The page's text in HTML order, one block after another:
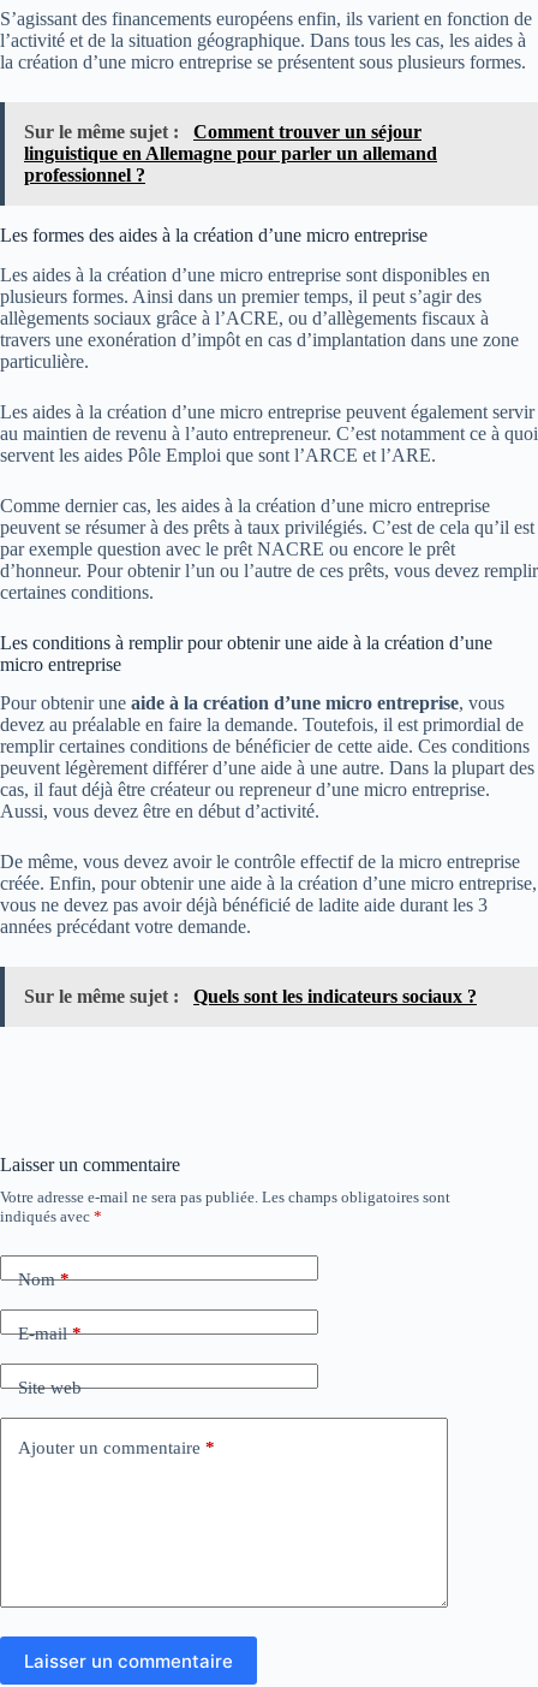
S’agissant des financements européens enfin, ils varient en fonction de
l’activité et de la situation géographique. Dans tous les cas, les aides à
la création d’une micro entreprise se présentent sous plusieurs formes.
Sur le même sujet :
Comment trouver un séjour
linguistique en Allemagne pour parler un allemand
professionnel ?
Les formes des aides à la création d’une micro entreprise
Les aides à la création d’une micro entreprise sont disponibles en
plusieurs formes. Ainsi dans un premier temps, il peut s’agir des
allègements sociaux grâce à l’ACRE, ou d’allègements fiscaux à
travers une exonération d’impôt en cas d’implantation dans une zone
particulière.
Les aides à la création d’une micro entreprise peuvent également servir
au maintien de revenu à l’auto entrepreneur. C’est notamment ce à quoi
servent les aides Pôle Emploi que sont l’ARCE et l’ARE.
Comme dernier cas, les aides à la création d’une micro entreprise
peuvent se résumer à des prêts à taux privilégiés. C’est de cela qu’il est
par exemple question avec le prêt NACRE ou encore le prêt
d’honneur. Pour obtenir l’un ou l’autre de ces prêts, vous devez remplir
certaines conditions.
Les conditions à remplir pour obtenir une aide à la création d’une
micro entreprise
Pour obtenir une aide à la création d’une micro entreprise, vous
devez au préalable en faire la demande. Toutefois, il est primordial de
remplir certaines conditions de bénéficier de cette aide. Ces conditions
peuvent légèrement différer d’une aide à une autre. Dans la plupart des
cas, il faut déjà être créateur ou repreneur d’une micro entreprise.
Aussi, vous devez être en début d’activité.
De même, vous devez avoir le contrôle effectif de la micro entreprise
créée. Enfin, pour obtenir une aide à la création d’une micro entreprise,
vous ne devez pas avoir déjà bénéficié de ladite aide durant les 3
années précédant votre demande.
Sur le même sujet : Quels sont les indicateurs sociaux ?
Laisser un commentaire
Votre adresse e-mail ne sera pas publiée. Les champs obligatoires sont
indiqués avec *
Nom*
E-mail*
Site web
Ajouter un commentaire *
Laisser un commentaire